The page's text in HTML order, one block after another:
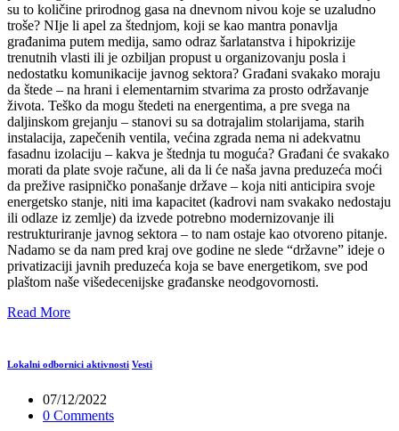
su to količine prirodnog gasa na dnevnom nivou koje se uzaludno
troše? NIje li apel za štednjom, koji se kao mantra ponavlja
građanima putem medija, samo odraz šarlatanstva i hipokrizije
trenutnih vlasti ili je ozbiljan propust u organizovanju posla i
nedostatku komunikacije javnog sektora? Građani svakako moraju
da štede – na hrani i elementarnim stvarima za prosto održavanje
života. Teško da mogu štedeti na energentima, a pre svega na
daljinskom grejanju – stanovi su sa dotrajalim stolarijama, starih
instalacija, zapečenih ventila, većina zgrada nema ni adekvatnu
fasadnu izolaciju – kakva je štednja tu moguća? Građani će svakako
morati da plate svoje račune, ali da li će naša javna preduzeća moći
da prežive rasipničko ponašanje države – koja niti anticipira svoje
energetsko stanje, niti ima kapacitet (kadrovi nam svakako nedostaju
ili odlaze iz zemlje) da izvede potrebno modernizovanje ili
restrukturiranje javnog sektora – to nam ostaje kao otvoreno pitanje.
Nadamo se da nam pred kraj ove godine ne slede “državne” ideje o
privatizaciji javnih preduzeća koja se bave energetikom, sve pod
plaštom naše višedecenijske građanske neodgovornosti.
Read More
Lokalni odbornici aktivnosti Vesti
07/12/2022
0 Comments